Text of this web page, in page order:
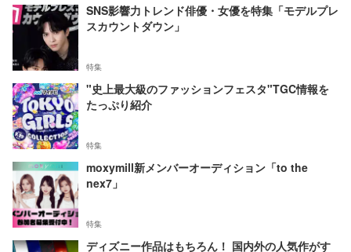
SNS影響力トレンド俳優・女優を特集「モデルプレ
スカウントダウン」
特集
"史上最大級のファッションフェスタ"TGC情報を
たっぷり紹介
特集
moxymill新メンバーオーディション「to the
nex7」
特集
ディズニー作品はもちろん！ 国内外の人気作がす